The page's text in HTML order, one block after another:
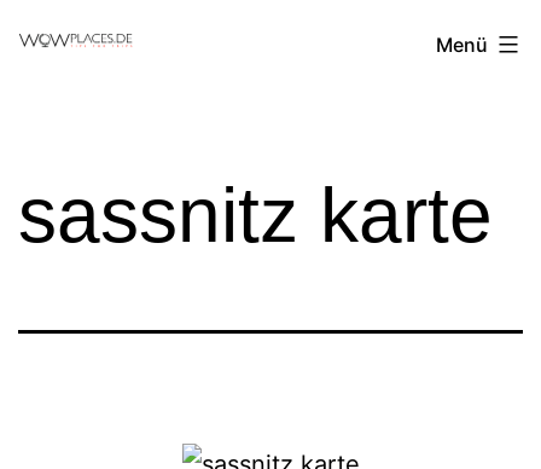
Reiseblog
Menü
sassnitz karte